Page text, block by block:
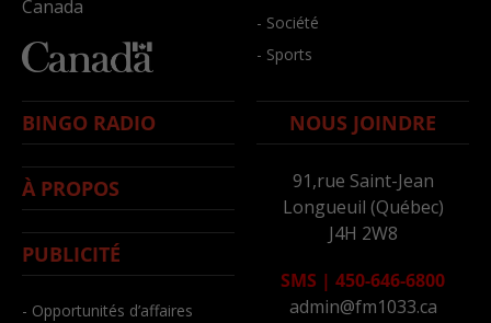
Canada
- Société
- Sports
BINGO RADIO
À PROPOS
PUBLICITÉ
- Opportunités d’affaires
NOUS JOINDRE
91,rue Saint-Jean
Longueuil (Québec)
J4H 2W8
SMS | 450-646-6800
admin@fm1033.ca